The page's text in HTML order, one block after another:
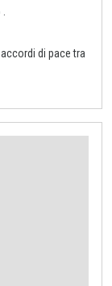
di pace tra